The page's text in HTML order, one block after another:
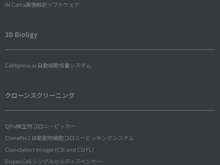
IN Carta画像解析ソフトウェア
3D Bioligy
CellXpress.ai 自動細胞培養システム
クローンスクリーニング
QPix微生物コロニーピッカー
ClonePix 2 自動動物細胞コロニーピッキングシステム
CloneSelect Imager (CSI and CSI FL)
DispenCell シングルセルディスペンサー